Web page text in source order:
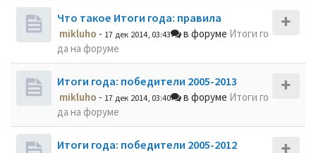
Что такое Итоги года: правила
mikluho - 17 дек 2014, 03:43 в форуме Итоги го
да на форуме
Итоги года: победители 2005-2013
mikluho - 17 дек 2014, 03:40 в форуме Итоги го
да на форуме
Итоги года: победители 2005-2012